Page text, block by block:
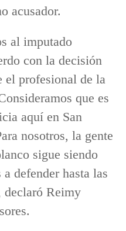
acusador.
al imputado
con la decisión
el profesional de la
que es
aquí en San
nosotros, la gente
sigue siendo
defender hasta las
declaró Reimy